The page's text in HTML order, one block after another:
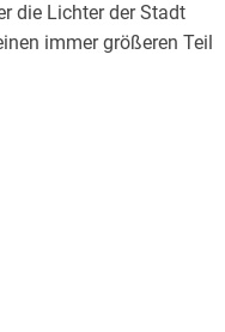
die Lichter der Stadt
immer größeren Teil
mit ungleichen